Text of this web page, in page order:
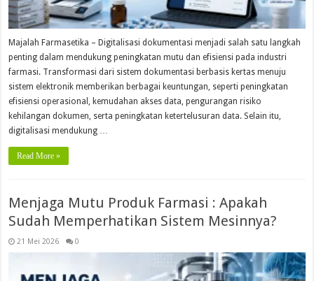
Majalah Farmasetika – Digitalisasi dokumentasi menjadi salah satu langkah
penting dalam mendukung peningkatan mutu dan efisiensi pada industri
farmasi. Transformasi dari sistem dokumentasi berbasis kertas menuju
sistem elektronik memberikan berbagai keuntungan, seperti peningkatan
efisiensi operasional, kemudahan akses data, pengurangan risiko
kehilangan dokumen, serta peningkatan ketertelusuran data. Selain itu,
digitalisasi mendukung …
Read More »
Menjaga Mutu Produk Farmasi : Apakah
Sudah Memperhatikan Sistem Mesinnya?
21 Mei 2026 0